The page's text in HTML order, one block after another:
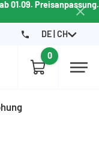
01.09. Preisanpassung.
DE | CH
0